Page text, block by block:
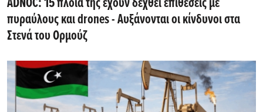
πυραύλους και drones - Aυξάνονται οι κίνδυνοι στα
Στενά του Ορμούζ